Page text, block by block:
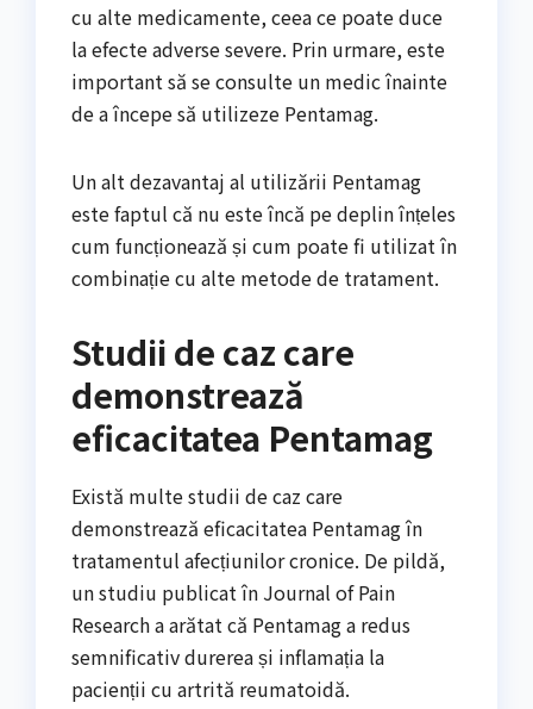
cu alte medicamente, ceea ce poate duce
la efecte adverse severe. Prin urmare, este
important să se consulte un medic înainte
de a începe să utilizeze Pentamag.
Un alt dezavantaj al utilizării Pentamag
este faptul că nu este încă pe deplin înțeles
cum funcționează și cum poate fi utilizat în
combinație cu alte metode de tratament.
Studii de caz care
demonstrează
eficacitatea Pentamag
Există multe studii de caz care
demonstrează eficacitatea Pentamag în
tratamentul afecțiunilor cronice. De pildă,
un studiu publicat în Journal of Pain
Research a arătat că Pentamag a redus
semnificativ durerea și inflamația la
pacienții cu artrită reumatoidă.